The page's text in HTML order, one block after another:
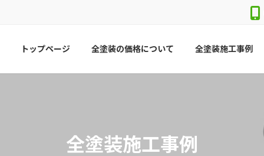
トップページ 全塗装の価格について 全塗装施工事例
全塗装施工事例